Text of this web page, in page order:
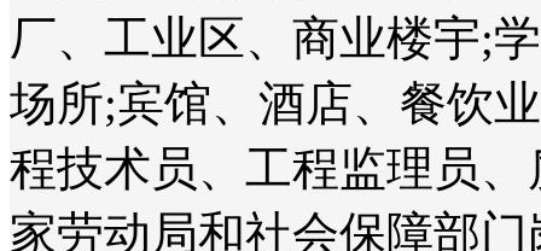
厂、工业区、商业楼宇;
场所;宾馆、酒店、餐饮
程技术员、工程监理员
家劳动局和社会保障部